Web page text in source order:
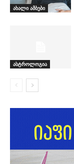
ახალი ამბები
ასტროლოგია